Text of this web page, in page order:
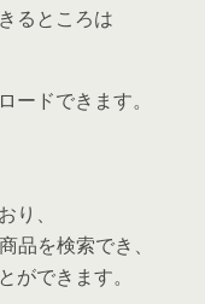
るところは
ドできます。
り、
品を検索でき、
ができます。